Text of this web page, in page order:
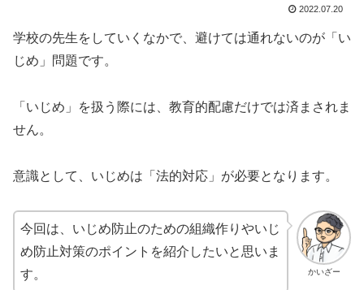
2022.07.20
学校の先生をしていくなかで、避けては通れないのが「い
じめ」問題です。
「いじめ」を扱う際には、教育的配慮だけでは済まされま
せん。
意識として、いじめは「法的対応」が必要となります。
かいざー
今回は、いじめ防止のための組織作りやいじ
め防止対策のポイントを紹介したいと思いま
す。